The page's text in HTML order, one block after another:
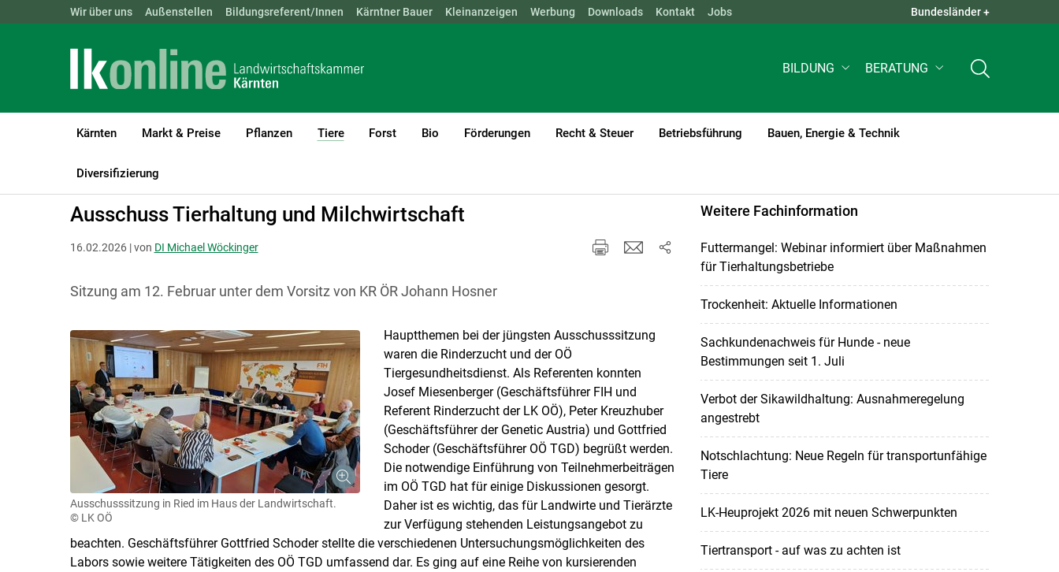
Skip to main content
Landwirtschaftskammern: ÖSTERREICH BGLD KTN NÖ OÖ SBG STMK TIROL VBG WIEN QUICK LINKS +
Wir über uns Außenstellen Bildungsreferent/Innen Kärntner Bauer Kleinanzeigen Werbung Downloads Kontakt Jobs Bundesländer +
BILDUNG BERATUNG
Kärnten Markt & Preise Pflanzen Tiere
(current)1
Forst Bio Förderungen Recht & Steuer Betriebsführung Bauen, Energie & Technik
Diversifizierung
LK Kärnten Tiere
Ausschuss Tierhaltung und Milchwirtschaft
16.02.2026 | von DI Michael Wöckinger
Sitzung am 12. Februar unter dem Vorsitz von KR ÖR Johann Hosner
Ausschusssitzung in Ried im Haus der Landwirtschaft.
© LK OÖ
Hauptthemen bei der jüngsten Ausschusssitzung
waren die Rinderzucht und der OÖ
Tiergesundheitsdienst. Als Referenten konnten
Josef Miesenberger (Geschäftsführer FIH und
Referent Rinderzucht der LK OÖ), Peter Kreuzhuber
(Geschäftsführer der Genetic Austria) und Gottfried
Schoder (Geschäftsführer OÖ TGD) begrüßt werden.
Die notwendige Einführung von Teilnehmerbeiträgen
im OÖ TGD hat für einige Diskussionen gesorgt.
Daher ist es wichtig, das für Landwirte und Tierärzte
zur Verfügung stehenden Leistungsangebot zu
beachten. Geschäftsführer Gottfried Schoder stellte die verschiedenen Untersuchungsmöglichkeiten des
Labors sowie weitere Tätigkeiten des OÖ TGD umfassend dar. Es ging auf eine Reihe von kursierenden
Weitere Fachinformation
Futtermangel: Webinar informiert über Maßnahmen
für Tierhaltungsbetriebe
Trockenheit: Aktuelle Informationen
Sachkundenachweis für Hunde - neue
Bestimmungen seit 1. Juli
Verbot der Sikawildhaltung: Ausnahmeregelung
angestrebt
Notschlachtung: Neue Regeln für transportunfähige
Tiere
LK-Heuprojekt 2026 mit neuen Schwerpunkten
Tiertransport - auf was zu achten ist